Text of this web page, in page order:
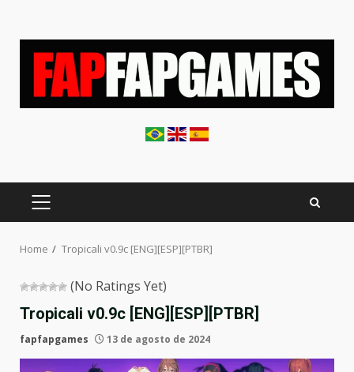
PRIMARY
MENU
Home Tropicali v0.9c [ENG][ESP][PTBR]
(No Ratings Yet)
Tropicali v0.9c [ENG][ESP][PTBR]
fapfapgames 13 de agosto de 2024